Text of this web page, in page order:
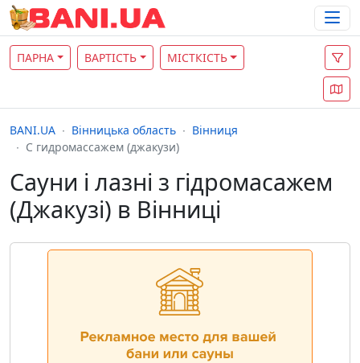
ПАРНА ВАРТІСТЬ МІСТКІСТЬ
BANI.UA Вінницька область
Вінниця
С гидромассажем (джакузи)
Сауни і лазні з гідромасажем
(Джакузі) в Вінниці